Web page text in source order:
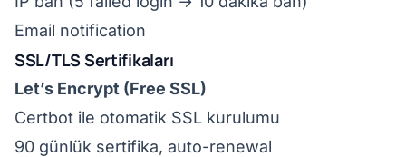
Email notification
SSL/TLS Sertifikaları
Let’s Encrypt (Free SSL)
Certbot ile otomatik SSL kurulumu
90 günlük sertifika, auto-renewal